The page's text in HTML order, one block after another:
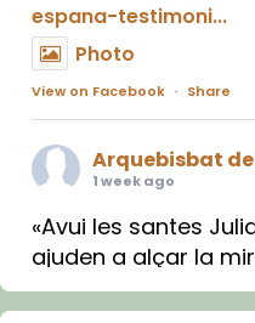
espana-testimoni...
Photo
View on Facebook · Share
Arquebisbat
1 week ago
«Avui les santes
ajuden a alçar la
Mons. Sergi Gordo,